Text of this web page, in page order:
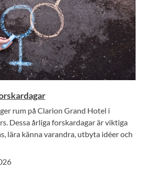
rum på Clarion Grand Hotel i
Dessa årliga forskardagar är viktiga
lära känna varandra, utbyta idéer och